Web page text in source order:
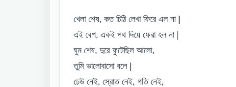
খেলা শেষ, কত চিঠি লেখা ফিরে এল না |
এই বেশ, একই পথ দিয়ে ফেরা হল না |
ঘুম শেষ, দুরে ফুটেছিল আলো,
তুমি ভালোবাসো বলে |
ঢেউ নেই, স্রোত নেই, গতি নেই,